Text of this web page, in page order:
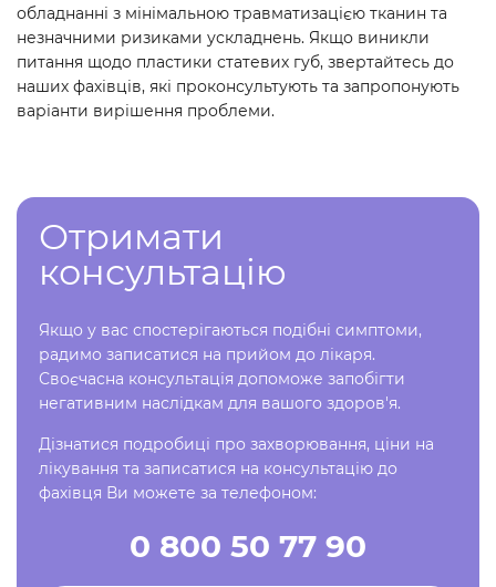
обладнанні з мінімальною травматизацією тканин та
незначними ризиками ускладнень. Якщо виникли
питання щодо пластики статевих губ, звертайтесь до
наших фахівців, які проконсультують та запропонують
варіанти вирішення проблеми.
Отримати
консультацію
Якщо у вас спостерігаються подібні симптоми,
радимо записатися на прийом до лікаря.
Своєчасна консультація допоможе запобігти
негативним наслідкам для вашого здоров'я.
Дізнатися подробиці про захворювання, ціни на
лікування та записатися на консультацію до
фахівця Ви можете за телефоном:
0 800 50 77 90